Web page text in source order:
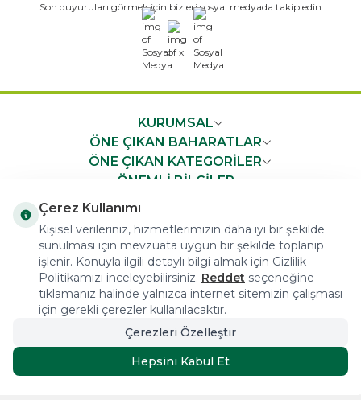
Son duyuruları görmek için bizleri sosyal medyada takip edin
x
KURUMSAL
ÖNE ÇIKAN BAHARATLAR
ÖNE ÇIKAN KATEGORİLER
ÖNEMLİ BİLGİLER
COPYRIGHT © 2023 arifoglu.com ALL RIGHTS RESERVED
Tasarım ve Reklam Danışmanlığı AJANSTEK
Çerez Kullanımı
Kişisel verileriniz, hizmetlerimizin daha iyi bir şekilde
sunulması için mevzuata uygun bir şekilde toplanıp
işlenir. Konuyla ilgili detaylı bilgi almak için Gizlilik
Politikamızı inceleyebilirsiniz. Reddet seçeneğine
tıklamanız halinde yalnızca internet sitemizin çalışması
için gerekli çerezler kullanılacaktır.
Çerezleri Özelleştir
Hepsini Kabul Et